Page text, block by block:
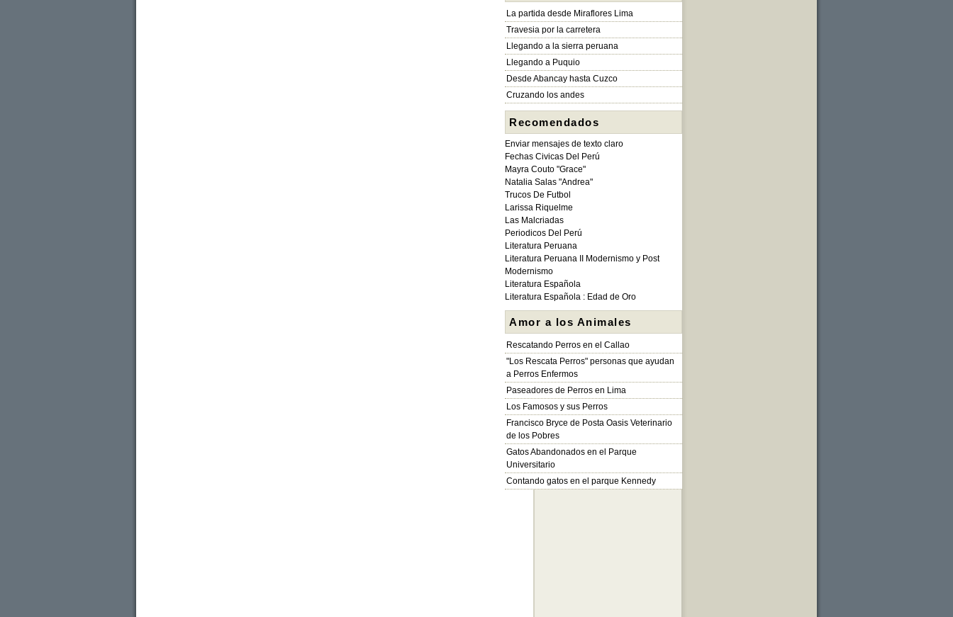
La partida desde Miraflores Lima
Travesia por la carretera
Llegando a la sierra peruana
Llegando a Puquio
Desde Abancay hasta Cuzco
Cruzando los andes
Recomendados
Enviar mensajes de texto claro
Fechas Civicas Del Perú
Mayra Couto "Grace"
Natalia Salas "Andrea"
Trucos De Futbol
Larissa Riquelme
Las Malcriadas
Periodicos Del Perú
Literatura Peruana
Literatura Peruana II Modernismo y Post
Modernismo
Literatura Española
Literatura Española : Edad de Oro
Amor a los Animales
Rescatando Perros en el Callao
"Los Rescata Perros" personas que ayudan
a Perros Enfermos
Paseadores de Perros en Lima
Los Famosos y sus Perros
Francisco Bryce de Posta Oasis Veterinario
de los Pobres
Gatos Abandonados en el Parque
Universitario
Contando gatos en el parque Kennedy